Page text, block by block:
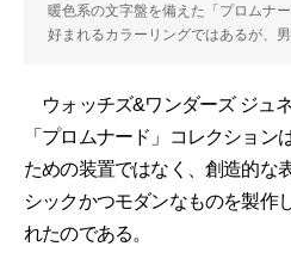
暖色系の文字盤を備えた「プロムナ
好まれるカラーリングではあるが、
ウォッチズ&ワンダーズ ジュ
「プロムナード」コレクション
ための装置ではなく、創造的な
シックかつモダンなものを製作
れたのである。